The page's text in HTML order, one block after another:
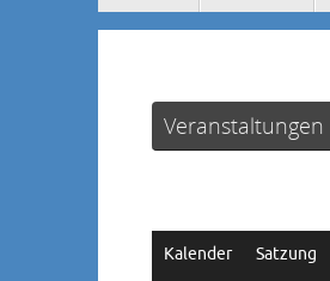
Veranstaltungen
Kalender Satzung